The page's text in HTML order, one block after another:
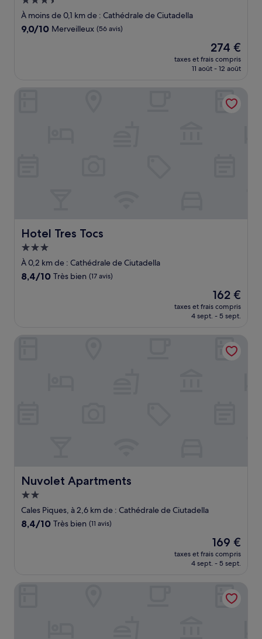
3.5 étoiles
À moins de 0,1 km de : Cathédrale de Ciutadella
9.0
9,0/10 Merveilleux (56 avis)
Le
nouveau
prix
de
274 €
274 €
taxes et frais compris
11 août - 12 août
Hotel Tres Tocs
Hotel Tres Tocs
Hébergement
3.0 étoiles
À 0,2 km de : Cathédrale de Ciutadella
8.4
8,4/10 Très bien (17 avis)
Le
nouveau
prix
de
162 €
162 €
taxes et frais compris
4 sept. - 5 sept.
Nuvolet Apartments
Nuvolet Apartments
Hébergement
2.0 étoiles
Cales Piques, à 2,6 km de : Cathédrale de Ciutadella
8.4
8,4/10 Très bien (11 avis)
Le
nouveau
prix
de
169 €
169 €
taxes et frais compris
4 sept. - 5 sept.
My Rooms Ciutadella - Adults Only by My Rooms Hotels